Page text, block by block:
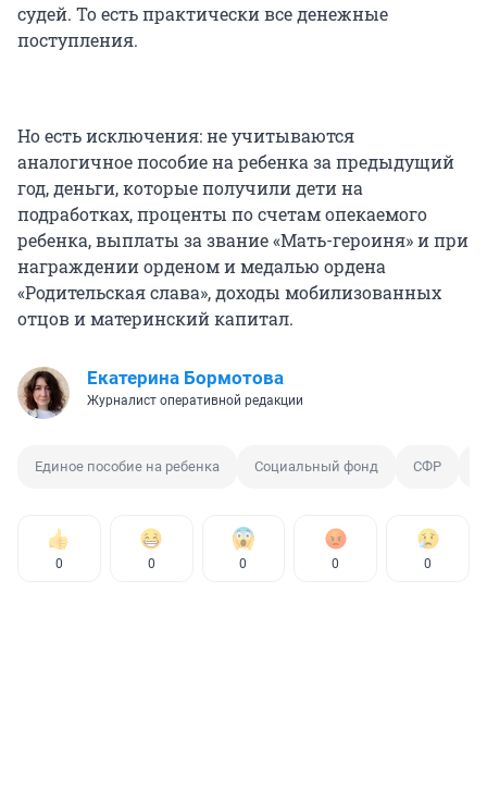
судей. То есть практически все денежные
поступления.
Но есть исключения: не учитываются
аналогичное пособие на ребенка за предыдущий
год, деньги, которые получили дети на
подработках, проценты по счетам опекаемого
ребенка, выплаты за звание «Мать-героиня» и при
награждении орденом и медалью ордена
«Родительская слава», доходы мобилизованных
отцов и материнский капитал.
Екатерина Бормотова
Журналист оперативной редакции
Единое пособие на ребенка Социальный фонд СФР
0 0 0 0 0